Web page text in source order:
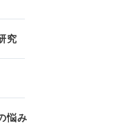
究
悩み